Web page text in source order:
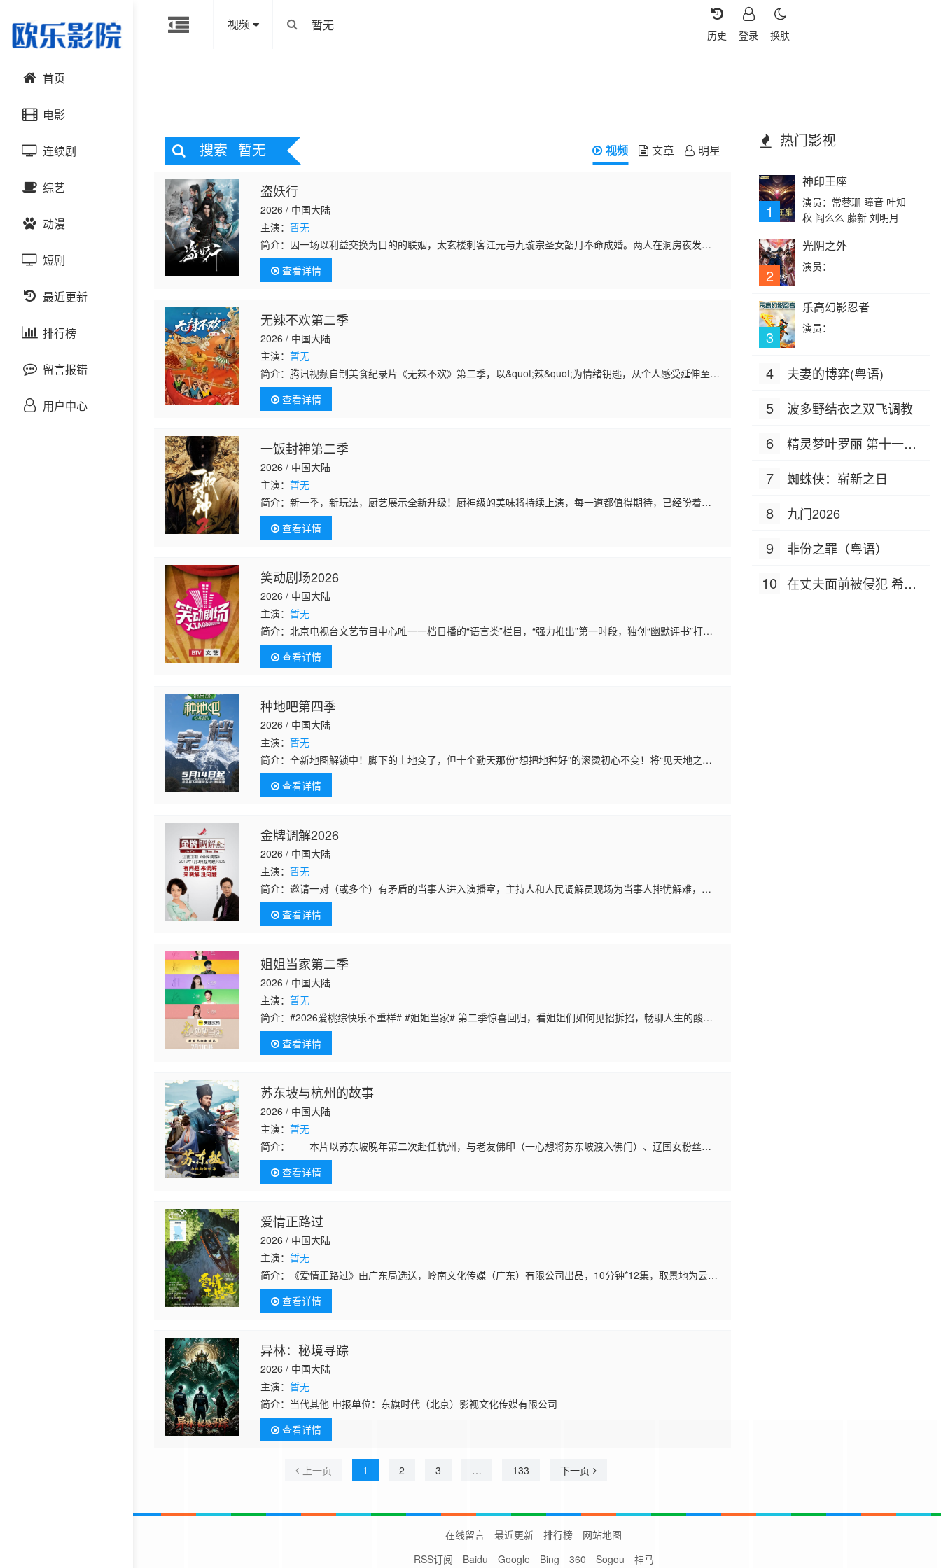
视频
换肤
登录
历史
首页
电影
动作片
喜剧片
爱情片
科幻片
恐怖片
剧情片
战争片
悬疑片
连续剧
国产剧
港台剧
日韩剧
欧美剧
泰国剧
综艺
大陆综艺
日韩综艺
港台综艺
欧美综艺
动漫
国产动漫
日韩动漫
欧美动漫
短剧
最近更新
排行榜
留言报错
用户中心
搜索 暂无 视频 文章 明星
盗妖行
2026 / 中国大陆
主演：暂无
简介： 因一场以利益交换为目的的联姻，太玄楼刺客江元与九璇宗圣女韶月奉命成婚。两人在洞房夜发起
暗杀，却发现彼此皆是不死之身。为了得到对方宗门的秘宝御妖铃、镇魔钟，两人从死敌转为表面夫妻，
虚与委蛇。但两人尚不知
查看详情
无辣不欢第二季
2026 / 中国大陆
主演：暂无
简介：腾讯视频自制美食纪录片《无辣不欢》第二季，以&quot;辣&quot;为情绪钥匙，从个人感受延伸至社
会群像，深入探寻这款当代&quot;情绪释放器&quot;如何一辣解千愁。本季我们再次出发，走遍辣域
查看详情
一饭封神第二季
2026 / 中国大陆
主演：暂无
简介：新一季，新玩法，厨艺展示全新升级！厨神级的美味将持续上演，每一道都值得期待，已经盼着开
宴瞬间的美味暴击了！
查看详情
笑动剧场2026
2026 / 中国大陆
主演：暂无
简介：北京电视台文艺节目中心唯一一档日播的“语言类”栏目，“强力推出”第一时段，独创“幽默评书”打造
北京风格，“坚守稳固”第二时段，坚持有“亲和力”的专业化道路，“独具匠心”年轻时段，开辟“推新人 展新
作” 查看详情
种地吧第四季
2026 / 中国大陆
主演：暂无
简介：全新地图解锁中！脚下的土地变了，但十个勤天那份“想把地种好”的滚烫初心不变！将“见天地之广
阔，解民生之多艰”的信念撒向更远的远方，绘制一幅属于当代新农人的蓬勃画卷！
查看详情
金牌调解2026
2026 / 中国大陆
主演：暂无
简介：邀请一对（或多个）有矛盾的当事人进入演播室，主持人和人民调解员现场为当事人排忧解难，通
过节目告诉观众面对纠纷的智慧和解决矛盾的艺术，将真实事件和综艺手段完美交融，塑造全新节目模
式。节目中将大力体现人文
查看详情
姐姐当家第二季
2026 / 中国大陆
主演：暂无
简介：#2026爱桃综快乐不重样# #姐姐当家# 第二季惊喜回归，看姐姐们如何见招拆招，畅聊人生的酸甜
苦辣。观察团已就位，等你一起来“当家”！
查看详情
苏东坡与杭州的故事
2026 / 中国大陆
主演：暂无
简介：
本片以苏东坡晚年第二次赴任杭州，与老友佛印（一心想将苏东坡渡入佛门）、辽国女粉丝耶
律云（原型为高丽使者之子金富轼与金富辙合二为一，女扮男装、化名萧子云，千里迢迢赶赴杭州，试图
将苏东坡请回辽国）、仇
查看详情
爱情正路过
2026 / 中国大陆
主演：暂无
简介：
《爱情正路过》由广东局选送，岭南文化传媒（广东）有限公司出品，10分钟*12集，取景地为云南
昆明滇池、海埂大坝等，讲述了两个性格迥异、生活经历不同的都市青年男女，在昆明旅行中彼此治愈与
成长的爱情故事，
查看详情
异林：秘境寻踪
2026 / 中国大陆
主演：暂无
简介： 当代其他 申报单位：东旗时代（北京）影视文化传媒有限公司
查看详情
上一页 1 2 3 … 133 下一页
热门影视
1
神印王座
演员：常蓉珊 瞳音 叶知
秋 阎么么 藤新 刘明月
2
光阴之外
演员：
3
乐高幻影忍者
演员：
4 夫妻的博弈(粤语)
5 波多野结衣之双飞调教
6
精灵梦叶罗丽 第十一季
7 蜘蛛侠：崭新之日
8 九门2026
9 非份之罪（粤语）
10 在丈夫面前被侵犯 希岛
在线留言 最近更新 排行榜
网站地图
RSS订阅
Baidu Google Bing 360 Sogou 神马